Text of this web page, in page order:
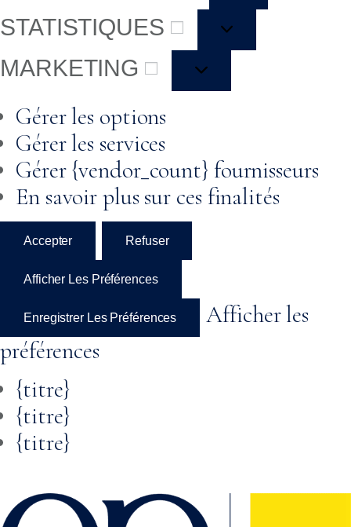
STATISTIQUES
MARKETING
Gérer les options
Gérer les services
Gérer {vendor_count} fournisseurs
En savoir plus sur ces finalités
Accepter Refuser
Afficher Les Préférences
Enregistrer Les Préférences
Afficher les
préférences
{titre}
{titre}
{titre}